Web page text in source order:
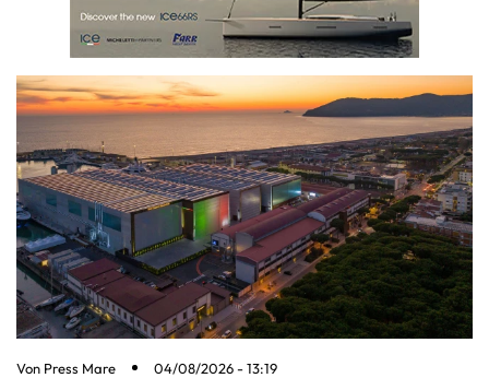
Von Press Mare 04/08/2026 - 13:19